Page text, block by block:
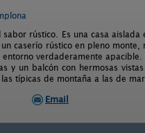
rústico. Es una casa
caserío rústico en pleno
verdaderamente
y un balcón con hermosas
típicas de montaña a las de mar.
Email